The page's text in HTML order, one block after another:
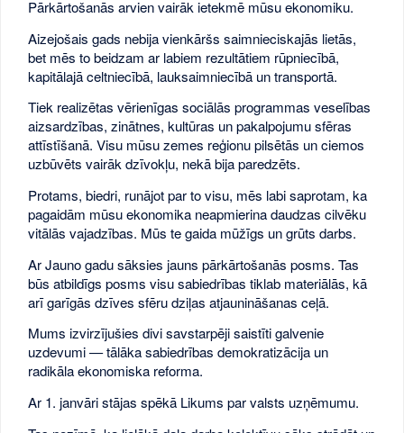
Pārkārtošanās arvien vairāk ietekmē mūsu ekonomiku.
Aizejošais gads nebija vienkāršs saimnieciskajās lietās,
bet mēs to beidzam ar labiem rezultātiem rūpniecībā,
kapitālajā celtniecībā, lauksaimniecībā un transportā.
Tiek realizētas vērienīgas sociālās programmas veselības
aizsardzības, zinātnes, kultūras un pakalpojumu sfēras
attīstīšanā. Visu mūsu zemes reģionu pilsētās un ciemos
uzbūvēts vairāk dzīvokļu, nekā bija paredzēts.
Protams, biedri, runājot par to visu, mēs labi saprotam, ka
pagaidām mūsu ekonomika neapmierina daudzas cilvēku
vitālās vajadzības. Mūs te gaida mūžīgs un grūts darbs.
Ar Jauno gadu sāksies jauns pārkārtošanās posms. Tas
būs atbildīgs posms visu sabiedrības tiklab materiālās, kā
arī garīgās dzīves sfēru dziļas atjaunināšanas ceļā.
Mums izvirzījušies divi savstarpēji saistīti galvenie
uzdevumi — tālāka sabiedrības demokratizācija un
radikāla ekonomiska reforma.
Ar 1. janvāri stājas spēkā Likums par valsts uzņēmumu.